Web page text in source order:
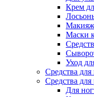
Крем
Макияж
Маски
Уход
Средства для
Средства для
Для